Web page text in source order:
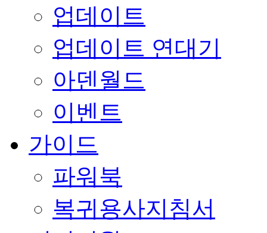
업데이트
업데이트 연대기
아덴월드
이벤트
가이드
파워북
복귀용사지침서